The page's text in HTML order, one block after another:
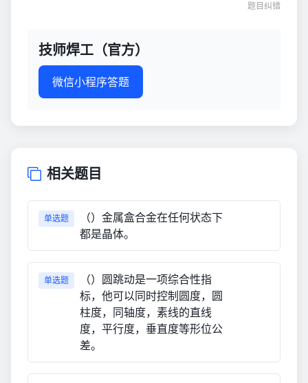
题目纠错
技师焊工（官方）
微信小程序答题
相关题目
单选题
（）金属盒合金在任何状态下
都是晶体。
单选题
（）圆跳动是一项综合性指
标，他可以同时控制圆度，圆
柱度，同轴度，素线的直线
度，平行度，垂直度等形位公
差。